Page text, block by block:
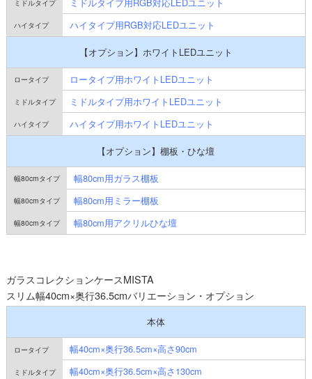
ハイタイプ用RGB対応LEDユニット
【オプション】ホワイトLEDユニット
ロータイプ用ホワイトLEDユニット
ミドルタイプ用ホワイトLEDユニット
ハイタイプ用ホワイトLEDユニット
【オプション】棚板・ひな壇
幅80cm用ガラス棚板
幅80cm用ミラー棚板
幅80cm用アクリルひな壇
ガラスコレクションケースMISTA
スリム幅40cm×奥行36.5cmバリエーション・オプション
本体
幅40cm×奥行36.5cm×高さ90cm
幅40cm×奥行36.5cm×高さ130cm